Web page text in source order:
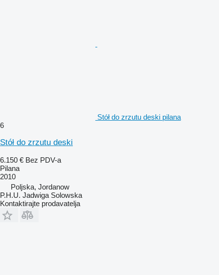
Stół do zrzutu deski pilana
6
Stół do zrzutu deski
6.150 € Bez PDV-a
Pilana
2010
Poljska, Jordanow
P.H.U. Jadwiga Solowska
Kontaktirajte prodavatelja